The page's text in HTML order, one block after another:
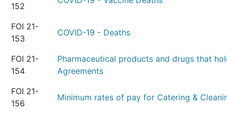
152
FOI 21-
153
COVID-19 - Deaths
FOI 21-
154
Pharmaceutical products and drugs that
Agreements
FOI 21-
156
Minimum rates of pay for Catering &